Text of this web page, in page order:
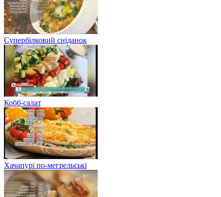
Супербілковий сніданок
Кобб-салат
Хачапурі по-мегрельські